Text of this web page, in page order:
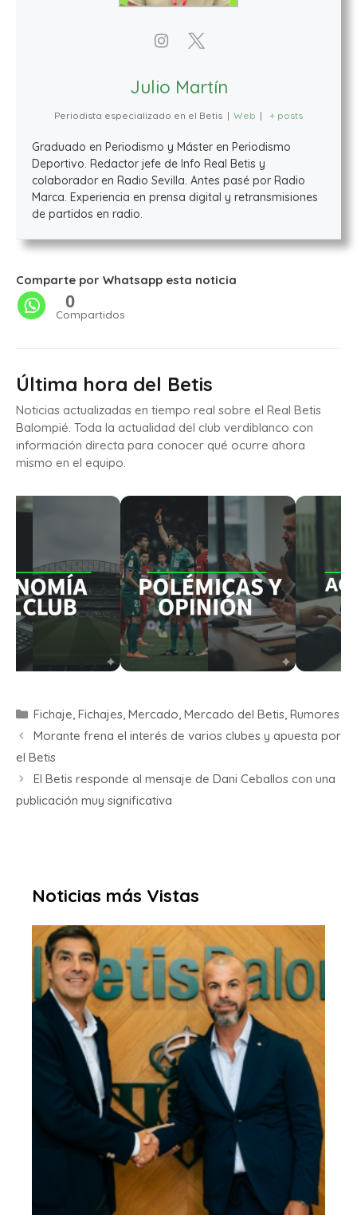
Julio Martín
Periodista especializado en el Betis | Web | + posts
Graduado en Periodismo y Máster en Periodismo
Deportivo. Redactor jefe de Info Real Betis y
colaborador en Radio Sevilla. Antes pasé por Radio
Marca. Experiencia en prensa digital y retransmisiones
de partidos en radio.
Comparte por Whatsapp esta noticia
0
Compartidos
Última hora del Betis
Noticias actualizadas en tiempo real sobre el Real Betis
Balompié. Toda la actualidad del club verdiblanco con
información directa para conocer qué ocurre ahora
mismo en el equipo.
Fichaje Fichajes Mercado Mercado del Betis Rumores
Morante frena el interés de varios clubes y apuesta por
el Betis
El Betis responde al mensaje de Dani Ceballos con una
publicación muy significativa
Noticias más Vistas